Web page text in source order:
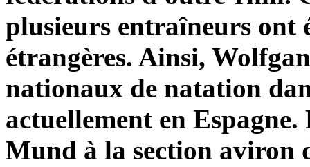
plusieurs entraîneurs ont
étrangères. Ainsi,
nationaux de natation
actuellement en
Mund à la section aviron